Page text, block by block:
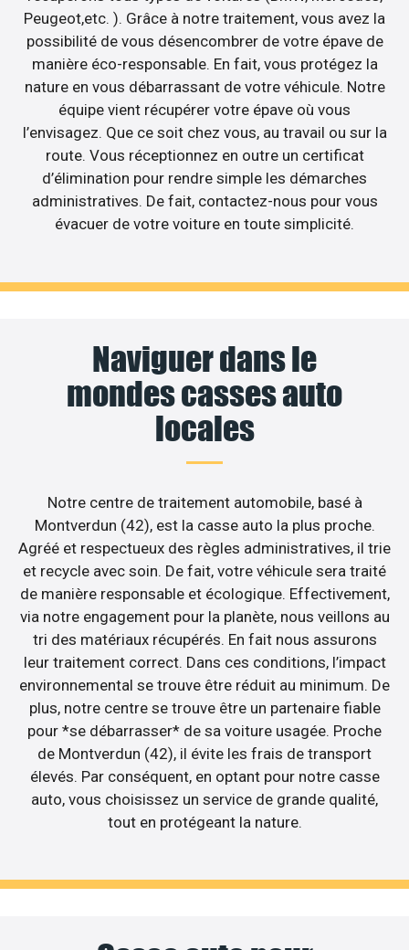
Peugeot,etc. ). Grâce à notre traitement, vous avez la
possibilité de vous désencombrer de votre épave de
manière éco-responsable. En fait, vous protégez la
nature en vous débarrassant de votre véhicule. Notre
équipe vient récupérer votre épave où vous
l’envisagez. Que ce soit chez vous, au travail ou sur la
route. Vous réceptionnez en outre un certificat
d’élimination pour rendre simple les démarches
administratives. De fait, contactez-nous pour vous
évacuer de votre voiture en toute simplicité.
Naviguer dans le
mondes casses auto
locales
Notre centre de traitement automobile, basé à
Montverdun (42), est la casse auto la plus proche.
Agréé et respectueux des règles administratives, il trie
et recycle avec soin. De fait, votre véhicule sera traité
de manière responsable et écologique. Effectivement,
via notre engagement pour la planète, nous veillons au
tri des matériaux récupérés. En fait nous assurons
leur traitement correct. Dans ces conditions, l’impact
environnemental se trouve être réduit au minimum. De
plus, notre centre se trouve être un partenaire fiable
pour *se débarrasser* de sa voiture usagée. Proche
de Montverdun (42), il évite les frais de transport
élevés. Par conséquent, en optant pour notre casse
auto, vous choisissez un service de grande qualité,
tout en protégeant la nature.